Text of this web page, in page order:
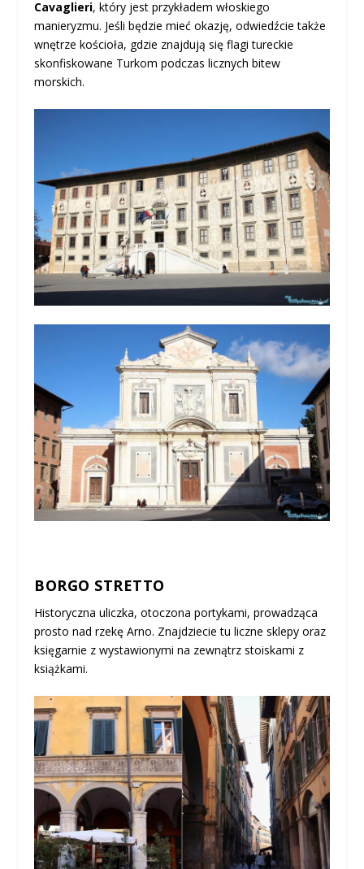
Cavaglieri, który jest przykładem włoskiego
manieryzmu. Jeśli będzie mieć okazję, odwiedźcie także
wnętrze kościoła, gdzie znajdują się flagi tureckie
skonfiskowane Turkom podczas licznych bitew
morskich.
BORGO STRETTO
Historyczna uliczka, otoczona portykami, prowadząca
prosto nad rzekę Arno. Znajdziecie tu liczne sklepy oraz
księgarnie z wystawionymi na zewnątrz stoiskami z
książkami.